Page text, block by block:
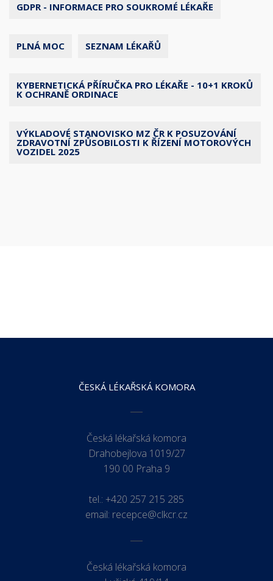
GDPR - INFORMACE PRO SOUKROMÉ LÉKAŘE
PLNÁ MOC SEZNAM LÉKAŘŮ
KYBERNETICKÁ PŘÍRUČKA PRO LÉKAŘE - 10+1 KROKŮ
K OCHRANĚ ORDINACE
VÝKLADOVÉ STANOVISKO MZ ČR K POSUZOVÁNÍ
ZDRAVOTNÍ ZPŮSOBILOSTI K ŘÍZENÍ MOTOROVÝCH
VOZIDEL 2025
ČESKÁ LÉKAŘSKÁ KOMORA
Česká lékařská komora
Drahobejlova 1019/27
190 00 Praha 9
tel.: +420 257 215 285
email: recepce@clkcr.cz
Česká lékařská komora